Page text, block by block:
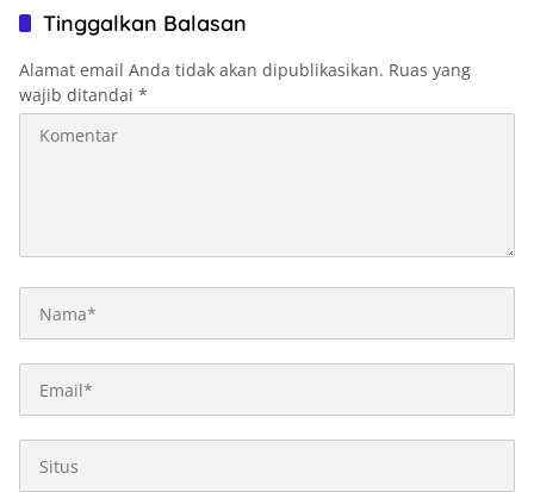
Tinggalkan Balasan
Alamat email Anda tidak akan dipublikasikan. Ruas yang
wajib ditandai *